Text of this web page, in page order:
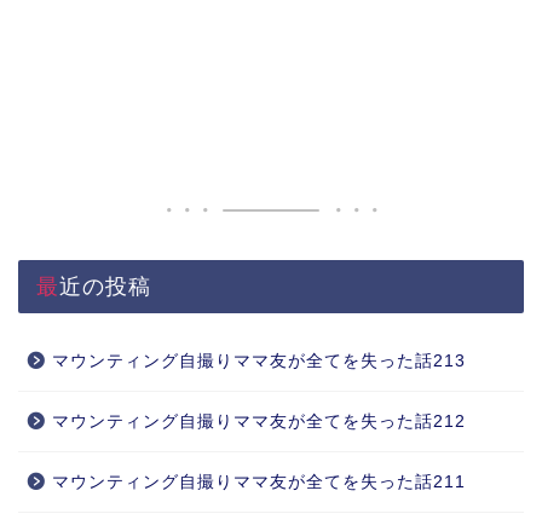
最近の投稿
マウンティング自撮りママ友が全てを失った話213
マウンティング自撮りママ友が全てを失った話212
マウンティング自撮りママ友が全てを失った話211